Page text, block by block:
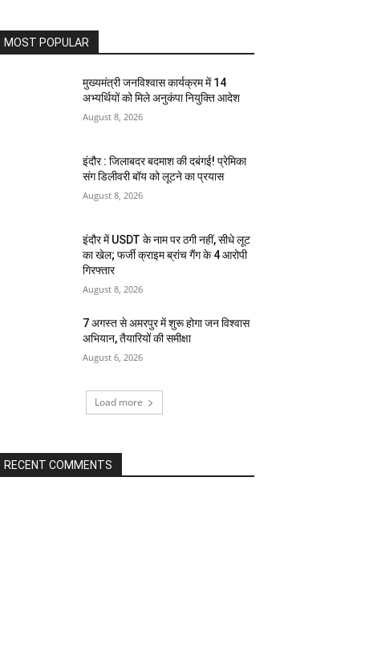
MOST POPULAR
मुख्यमंत्री जनविश्वास कार्यक्रम में 14
अभ्यर्थियों को मिले अनुकंपा नियुक्ति आदेश
August 8, 2026
इंदौर : जिलाबदर बदमाश की दबंगई! प्रेमिका
संग डिलीवरी बॉय को लूटने का प्रयास
August 8, 2026
इंदौर में USDT के नाम पर ठगी नहीं, सीधे लूट
का खेल; फर्जी क्राइम ब्रांच गैंग के 4 आरोपी
गिरफ्तार
August 8, 2026
7 अगस्त से अमरपुर में शुरू होगा जन विश्वास
अभियान, तैयारियों की समीक्षा
August 6, 2026
Load more
RECENT COMMENTS